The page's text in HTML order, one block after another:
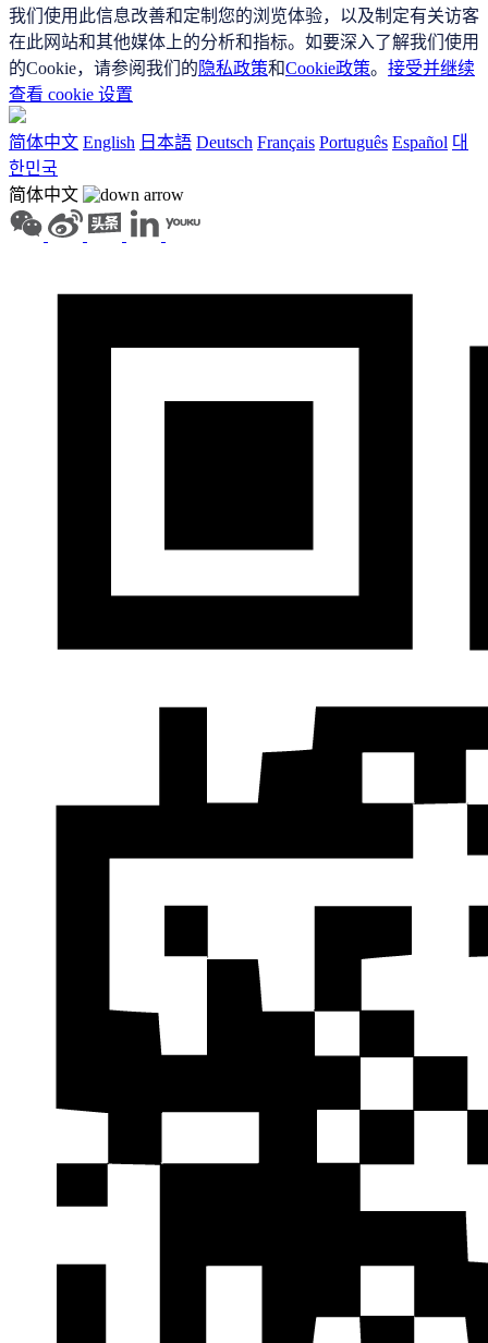
我们使用此信息改善和定制您的浏览体验，以及制定有关访客
在此网站和其他媒体上的分析和指标。如要深入了解我们使用
的Cookie，请参阅我们的 隐私政策和Cookie政策。 接受并继续
查看 cookie 设置
简体中文 English 日本語 Deutsch Français Português Español 대
한민국
简体中文